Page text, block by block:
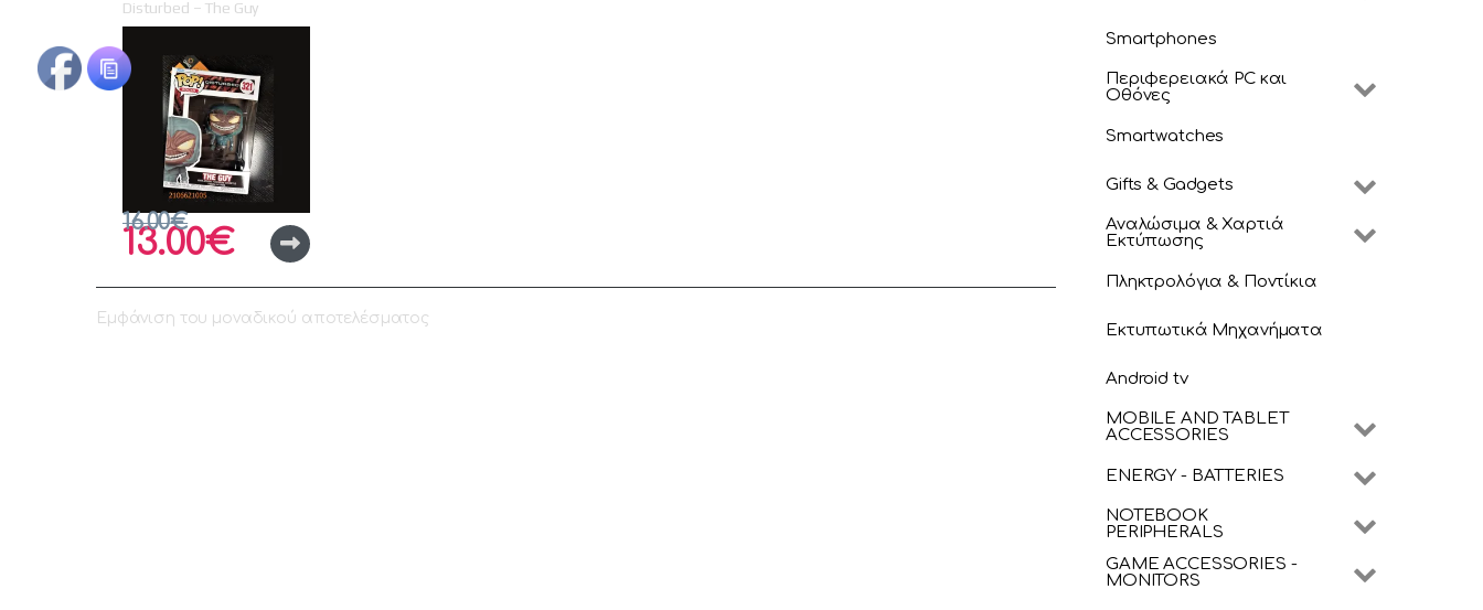
Disturbed – The Guy
(Disturbed Μascot) #321
Vinyl Figure
13.00€
16.00€
Εμφάνιση του μοναδικού αποτελέσματος
Smartphones
Περιφερειακά PC και
Οθόνες
Smartwatches
Gifts & Gadgets
Αναλώσιμα & Χαρτιά
Εκτύπωσης
Πληκτρολόγια & Ποντίκια
Εκτυπωτικά Μηχανήματα
Android tv
MOBILE AND TABLET
ACCESSORIES
ENERGY - BATTERIES
NOTEBOOK
PERIPHERALS
GAME ACCESSORIES -
MONITORS